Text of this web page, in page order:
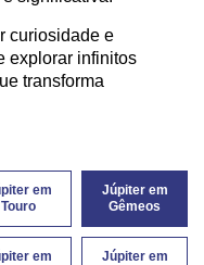
curiosidade e
explorar infinitos
transforma
em
Touro
Júpiter em
Gêmeos
em
Júpiter em